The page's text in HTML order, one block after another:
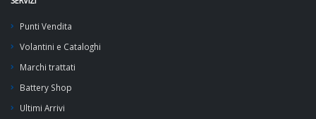
Punti Vendita
Volantini e Cataloghi
Marchi trattati
Battery Shop
Ultimi Arrivi